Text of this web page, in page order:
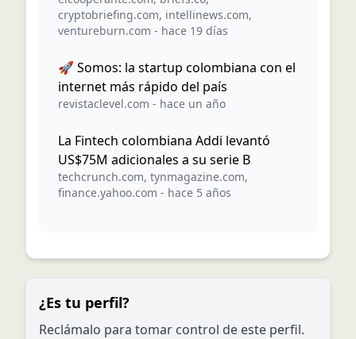
cryptobriefing.com, intellinews.com,
ventureburn.com - hace 19 días
🚀 Somos: la startup colombiana con el
internet más rápido del país
revistaclevel.com - hace un año
La Fintech colombiana Addi levantó
US$75M adicionales a su serie B
techcrunch.com, tynmagazine.com,
finance.yahoo.com - hace 5 años
¿Es tu perfil?
Reclámalo para tomar control de este perfil.